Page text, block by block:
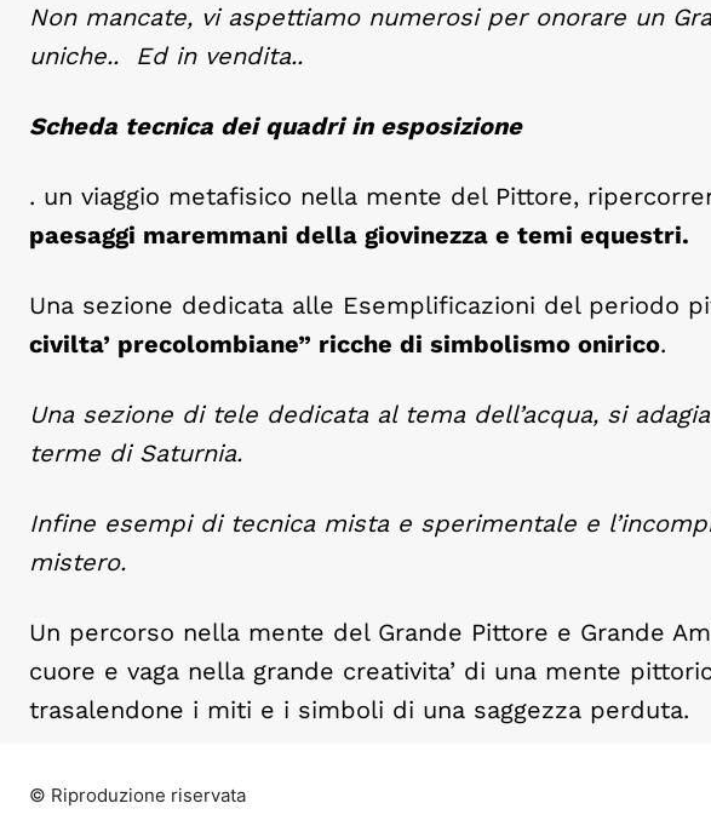
Non mancate, vi aspettiamo numerosi per onorare un
uniche.. Ed in vendita..
Scheda tecnica dei quadri in esposizione
. un viaggio metafisico nella mente del Pittore,
paesaggi maremmani della giovinezza e temi equestri.
Una sezione dedicata alle Esemplificazioni del periodo
civilta’ precolombiane” ricche di simbolismo onirico.
Una sezione di tele dedicata al tema dell’acqua, si
terme di Saturnia.
Infine esempi di tecnica mista e sperimentale e
mistero.
Un percorso nella mente del Grande Pittore e Grande
cuore e vaga nella grande creativita’ di una mente
trasalendone i miti e i simboli di una saggezza perduta.
© Riproduzione riservata